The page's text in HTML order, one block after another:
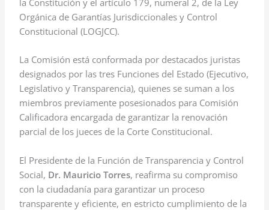
la Constitución y el artículo 179, numeral 2, de la Ley
Orgánica de Garantías Jurisdiccionales y Control
Constitucional (LOGJCC).
La Comisión está conformada por destacados juristas
designados por las tres Funciones del Estado (Ejecutivo,
Legislativo y Transparencia), quienes se suman a los
miembros previamente posesionados para Comisión
Calificadora encargada de garantizar la renovación
parcial de los jueces de la Corte Constitucional.
El Presidente de la Función de Transparencia y Control
Social, Dr. Mauricio Torres, reafirma su compromiso
con la ciudadanía para garantizar un proceso
transparente y eficiente, en estricto cumplimiento de la